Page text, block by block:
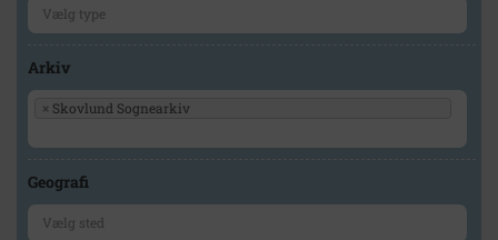
Arkiv
× Skovlund Sognearkiv
Geografi